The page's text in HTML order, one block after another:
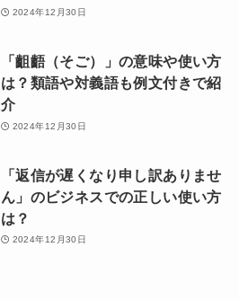
2024年12月30日
「齟齬（そご）」の意味や使い方
は？類語や対義語も例文付きで紹
介
2024年12月30日
「返信が遅くなり申し訳ありませ
ん」のビジネスでの正しい使い方
は？
2024年12月30日